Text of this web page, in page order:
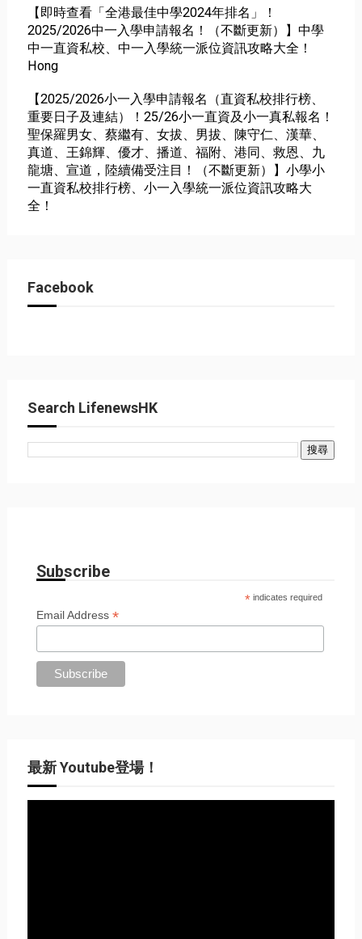
【即時查看「全港最佳中學2024年排名」！
2025/2026中一入學申請報名！（不斷更新）】中學
中一直資私校、中一入學統一派位資訊攻略大全！
Hong
【2025/2026小一入學申請報名（直資私校排行榜、
重要日子及連結）！25/26小一直資及小一真私報名！
聖保羅男女、蔡繼有、女拔、男拔、陳守仁、漢華、
真道、王錦輝、優才、播道、福附、港同、救恩、九
龍塘、宣道，陸續備受注目！（不斷更新）】小學小
一直資私校排行榜、小一入學統一派位資訊攻略大
全！
Facebook
Search LifenewsHK
Subscribe
* indicates required
Email Address*
最新 Youtube登場！